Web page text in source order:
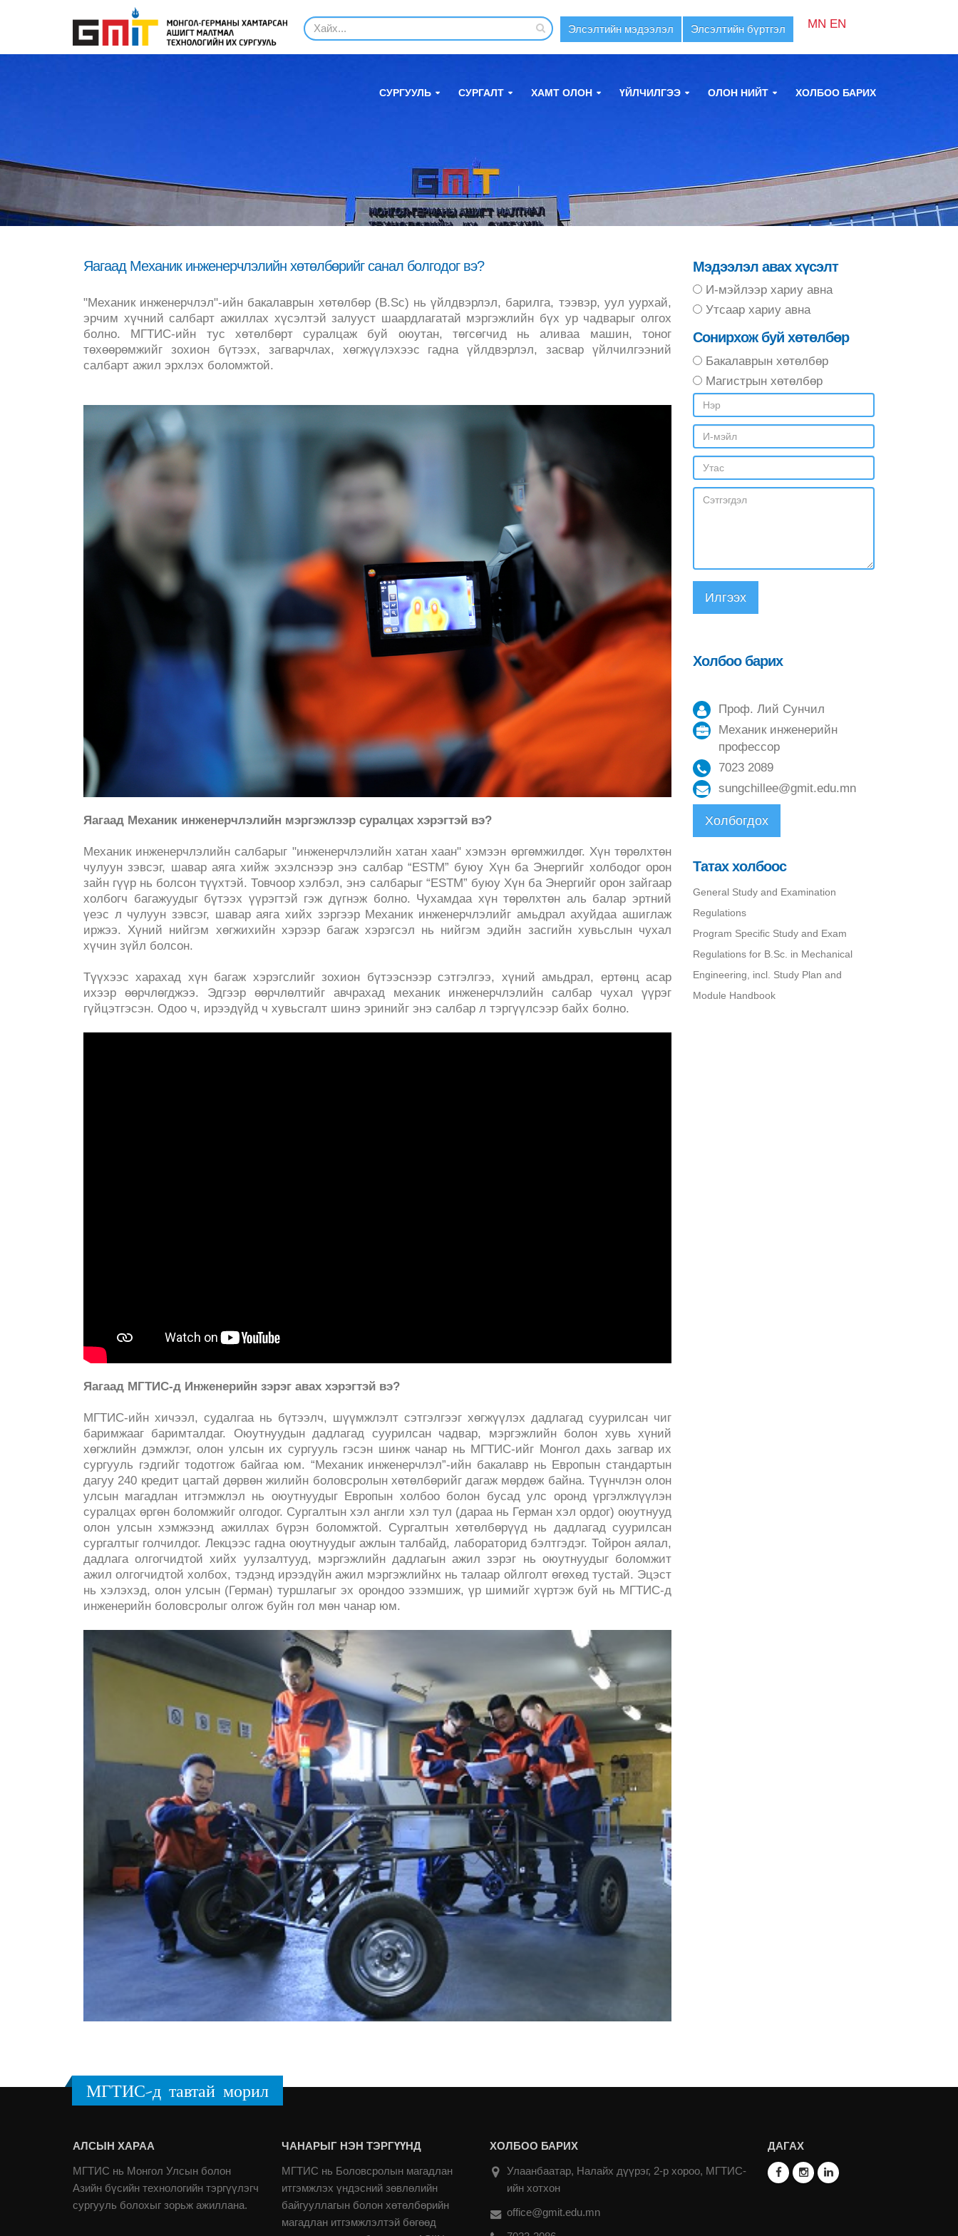
Элсэлтийн мэдээлэл Элсэлтийн бүртгэл MN EN
СУРГУУЛЬ СУРГАЛТ ХАМТ ОЛОН ҮЙЛЧИЛГЭЭ ОЛОН НИЙТ ХОЛБОО БАРИХ
Яагаад Механик инженерчлэлийн хөтөлбөрийг санал болгодог вэ?
"Механик инженерчлэл"-ийн бакалаврын хөтөлбөр (B.Sc) нь үйлдвэрлэл, барилга, тээвэр, уул уурхай,
эрчим хүчний салбарт ажиллах хүсэлтэй залууст шаардлагатай мэргэжлийн бүх ур чадварыг олгох
болно. МГТИС-ийн тус хөтөлбөрт суралцаж буй оюутан, төгсөгчид нь аливаа машин, тоног
төхөөрөмжийг зохион бүтээх, загварчлах, хөгжүүлэхээс гадна үйлдвэрлэл, засвар үйлчилгээний
салбарт ажил эрхлэх боломжтой.
Яагаад Механик инженерчлэлийн мэргэжлээр суралцах хэрэгтэй вэ?
Механик инженерчлэлийн салбарыг "инженерчлэлийн хатан хаан" хэмээн өргөмжилдөг. Хүн төрөлхтөн
чулуун зэвсэг, шавар аяга хийж эхэлснээр энэ салбар “ESTM” буюу Хүн ба Энергийг холбодог орон
зайн гүүр нь болсон түүхтэй. Товчоор хэлбэл, энэ салбарыг “ESTM” буюу Хүн ба Энергийг орон зайгаар
холбогч багажуудыг бүтээх үүрэгтэй гэж дүгнэж болно. Чухамдаа хүн төрөлхтөн аль балар эртний
үеэс л чулуун зэвсэг, шавар аяга хийх зэргээр Механик инженерчлэлийг амьдрал ахуйдаа ашиглаж
иржээ. Хүний нийгэм хөгжихийн хэрээр багаж хэрэгсэл нь нийгэм эдийн засгийн хувьслын чухал
хүчин зүйл болсон.
Түүхээс харахад хүн багаж хэрэгслийг зохион бүтээснээр сэтгэлгээ, хүний амьдрал, ертөнц асар
ихээр өөрчлөгджээ. Эдгээр өөрчлөлтийг авчрахад механик инженерчлэлийн салбар чухал үүрэг
гүйцэтгэсэн. Одоо ч, ирээдүйд ч хувьсгалт шинэ эринийг энэ салбар л тэргүүлсээр байх болно.
Яагаад МГТИС-д Инженерийн зэрэг авах хэрэгтэй вэ?
МГТИС-ийн хичээл, судалгаа нь бүтээлч, шүүмжлэлт сэтгэлгээг хөгжүүлэх дадлагад суурилсан чиг
баримжааг баримталдаг. Оюутнуудын дадлагад суурилсан чадвар, мэргэжлийн болон хувь хүний
хөгжлийн дэмжлэг, олон улсын их сургууль гэсэн шинж чанар нь МГТИС-ийг Монгол дахь загвар их
сургууль гэдгийг тодотгож байгаа юм. “Механик инженерчлэл”-ийн бакалавр нь Европын стандартын
дагуу 240 кредит цагтай дөрвөн жилийн боловсролын хөтөлбөрийг дагаж мөрдөж байна. Түүнчлэн олон
улсын магадлан итгэмжлэл нь оюутнуудыг Европын холбоо болон бусад улс оронд үргэлжлүүлэн
суралцах өргөн боломжийг олгодог. Сургалтын хэл англи хэл тул (дараа нь Герман хэл ордог) оюутнууд
олон улсын хэмжээнд ажиллах бүрэн боломжтой. Сургалтын хөтөлбөрүүд нь дадлагад суурилсан
сургалтыг голчилдог. Лекцээс гадна оюутнуудыг ажлын талбайд, лабораторид бэлтгэдэг. Тойрон аялал,
дадлага олгогчидтой хийх уулзалтууд, мэргэжлийн дадлагын ажил зэрэг нь оюутнуудыг боломжит
ажил олгогчидтой холбох, тэдэнд ирээдүйн ажил мэргэжлийнх нь талаар ойлголт өгөхөд тустай. Эцэст
нь хэлэхэд, олон улсын (Герман) туршлагыг эх орондоо эзэмшиж, үр шимийг хүртэж буй нь МГТИС-д
инженерийн боловсролыг олгож буйн гол мөн чанар юм.
Мэдээлэл авах хүсэлт
И-мэйлээр хариу авна
Утсаар хариу авна
Сонирхож буй хөтөлбөр
Бакалаврын хөтөлбөр
Магистрын хөтөлбөр
Илгээх
Холбоо барих
Проф. Лий Сунчил
Механик инженерийн
профессор
7023 2089
sungchillee@gmit.edu.mn
Холбогдох
Татах холбоос
General Study and Examination
Regulations
Program Specific Study and Exam
Regulations for B.Sc. in Mechanical
Engineering, incl. Study Plan and
Module Handbook
МГТИС-д тавтай морил
АЛСЫН ХАРАА
МГТИС нь Монгол Улсын болон
Азийн бүсийн технологийн тэргүүлэгч
сургууль болохыг зорьж ажиллана.
ЧАНАРЫГ НЭН ТЭРГҮҮНД
МГТИС нь Боловсролын магадлан
итгэмжлэх үндэсний зөвлөлийн
байгууллагын болон хөтөлбөрийн
магадлан итгэмжлэлтэй бөгөөд
ХОЛБОО БАРИХ
Улаанбаатар, Налайх дүүрэг, 2-р хороо, МГТИС-
ийн хотхон
office@gmit.edu.mn
ДАГАХ